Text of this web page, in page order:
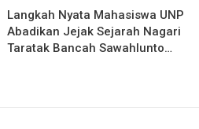
Langkah Nyata Mahasiswa UNP
Abadikan Jejak Sejarah Nagari
Taratak Bancah Sawahlunto…